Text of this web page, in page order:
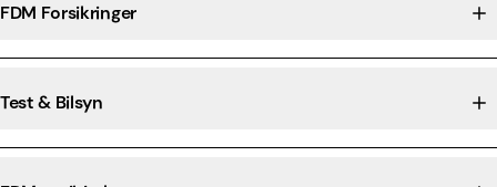
FDM Forsikringer
Test & Bilsyn